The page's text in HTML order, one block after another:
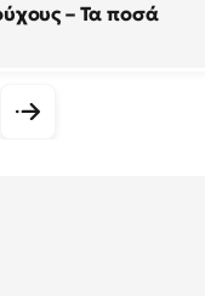
– Τα ποσά